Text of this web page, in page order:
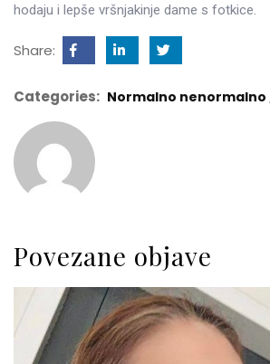
hodaju i lepše vršnjakinje dame s fotkice.
Share:
Categories: Normalno nenormalno
Povezane objave